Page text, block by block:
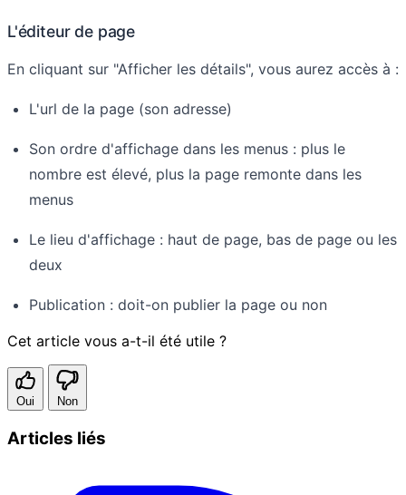
L'éditeur de page
En cliquant sur "Afficher les détails", vous aurez accès à :
L'url de la page (son adresse)
Son ordre d'affichage dans les menus : plus le
nombre est élevé, plus la page remonte dans les
menus
Le lieu d'affichage : haut de page, bas de page ou les
deux
Publication : doit-on publier la page ou non
Cet article vous a-t-il été utile ?
Oui Non
Articles liés